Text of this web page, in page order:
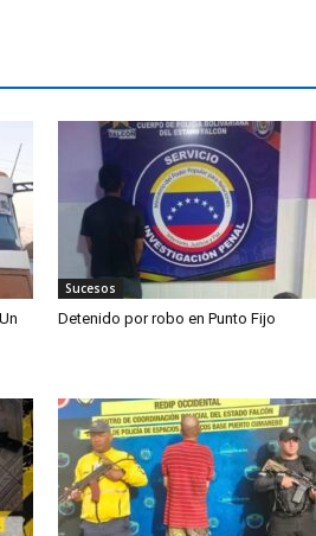
Sucesos
Detenido por robo en Punto Fijo